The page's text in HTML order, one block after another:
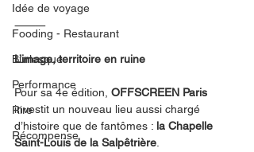
Idée de voyage
Fooding - Restaurant
Burlesque
Performance
Rire
Récompense
⸻
L’image, territoire en ruine
Pour sa 4e édition, OFFSCREEN Paris
investit un nouveau lieu aussi chargé
d’histoire que de fantômes : la Chapelle
Saint-Louis de la Salpêtrière